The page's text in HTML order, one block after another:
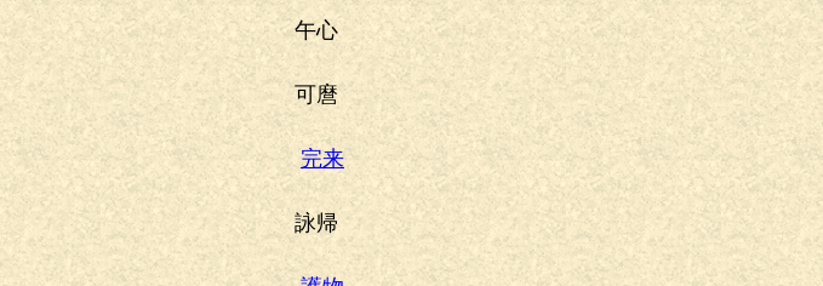
午心
可麿
完来
詠帰